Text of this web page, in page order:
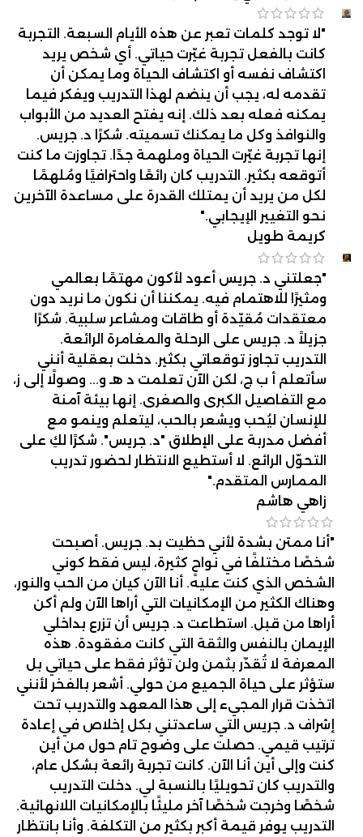
"لا توجد كلمات تعبر عن هذه الأيام السبعة. التجربة
كانت بالفعل تجربة غيّرت حياتي. أي شخص يريد
اكتشاف نفسه أو اكتشاف الحياة وما يمكن أن
تقدمه له، يجب أن ينضم لهذا التدريب ويفكر فيما
يمكنه فعله بعد ذلك. إنه يفتح العديد من الأبواب
والنوافذ وكل ما يمكنك تسميته. شكرًا د. جريس.
إنها تجربة غيّرت الحياة وملهمة جدًا. تجاوزت ما كنت
أتوقعه بكثير. التدريب كان رائعًا واحترافيًا ومُلهمًا
لكل من يريد أن يمتلك القدرة على مساعدة الآخرين
نحو التغيير الإيجابي."
كريمة طويل
"جعلتني د. جريس أعود لأكون مهتمًا بعالمي
ومثيرًا للاهتمام فيه. يمكننا أن نكون ما نريد دون
معتقدات مُقيّدة أو طاقات ومشاعر سلبية. شكرًا
جزيلاً د. جريس على الرحلة والمغامرة الرائعة.
التدريب تجاوز توقعاتي بكثير. دخلت بعقلية أنني
سأتعلم أ ب ج، لكن الآن تعلمت د هـ و... وصولًا إلى ز،
مع التفاصيل الكبرى والصغرى. إنها بيئة آمنة
للإنسان ليُحب ويشعر بالحب، ليتعلم وينمو مع
أفضل مدربة على الإطلاق "د. جريس". شكرًا لكِ على
التحوّل الرائع. لا أستطيع الانتظار لحضور تدريب
الممارس المتقدم."
زاهي هاشم
"أنا ممتن بشدة لأني حظيت بد. جريس. أصبحت
شخصًا مختلفًا في نواحٍ كثيرة، ليس فقط كوني
الشخص الذي كنت عليه. أنا الآن كيان من الحب والنور،
وهناك الكثير من الإمكانيات التي أراها الآن ولم أكن
أراها من قبل. استطاعت د. جريس أن تزرع بداخلي
الإيمان بالنفس والثقة التي كانت مفقودة. هذه
المعرفة لا تُقدّر بثمن ولن تؤثر فقط على حياتي بل
ستؤثر على حياة الجميع من حولي. أشعر بالفخر لأنني
اتخذت قرار المجيء إلى هذا المعهد والتدريب تحت
إشراف د. جريس التي ساعدتني بكل إخلاص في إعادة
ترتيب قيمي. حصلت على وضوح تام حول من أين
كنت وإلى أين أنا الآن. كانت تجربة رائعة بشكل عام،
والتدريب كان تحويليًا بالنسبة لي. دخلت التدريب
شخصًا وخرجت شخصًا آخر مليئًا بالإمكانيات اللانهائية.
التدريب يوفر قيمة أكبر بكثير من التكلفة. وأنا بانتظار